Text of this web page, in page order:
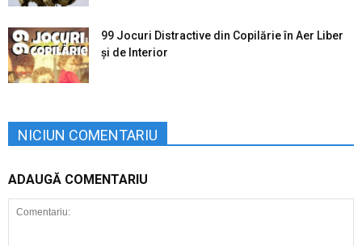
99 Jocuri Distractive din Copilărie în Aer Liber
şi de Interior
NICIUN COMENTARIU
ADAUGĂ COMENTARIU